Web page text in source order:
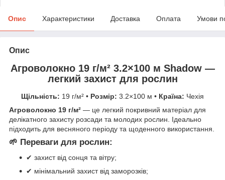
Опис Характеристики Доставка Оплата Умови
Опис
Агроволокно 19 г/м² 3.2×100 м Shadow —
легкий захист для рослин
Щільність: 19 г/м² • Розмір: 3.2×100 м • Країна: Чехія
Агроволокно 19 г/м² — це легкий покривний матеріал для
делікатного захисту розсади та молодих рослин. Ідеально
підходить для весняного періоду та щоденного використання.
🌱 Переваги для рослин:
✔ захист від сонця та вітру;
✔ мінімальний захист від заморозків;